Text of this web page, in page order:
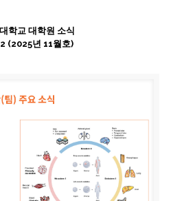
학교 대학원 소식
(2025년 11월호)